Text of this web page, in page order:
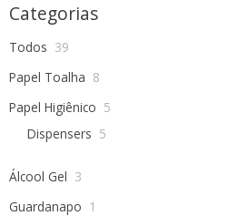
Categorias
Todos 39
Papel Toalha 8
Papel Higiênico 5
Dispensers 5
Álcool Gel 3
Guardanapo 1